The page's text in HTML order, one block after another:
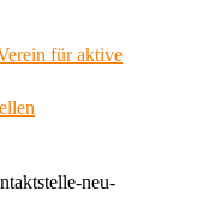
für aktive
neu-